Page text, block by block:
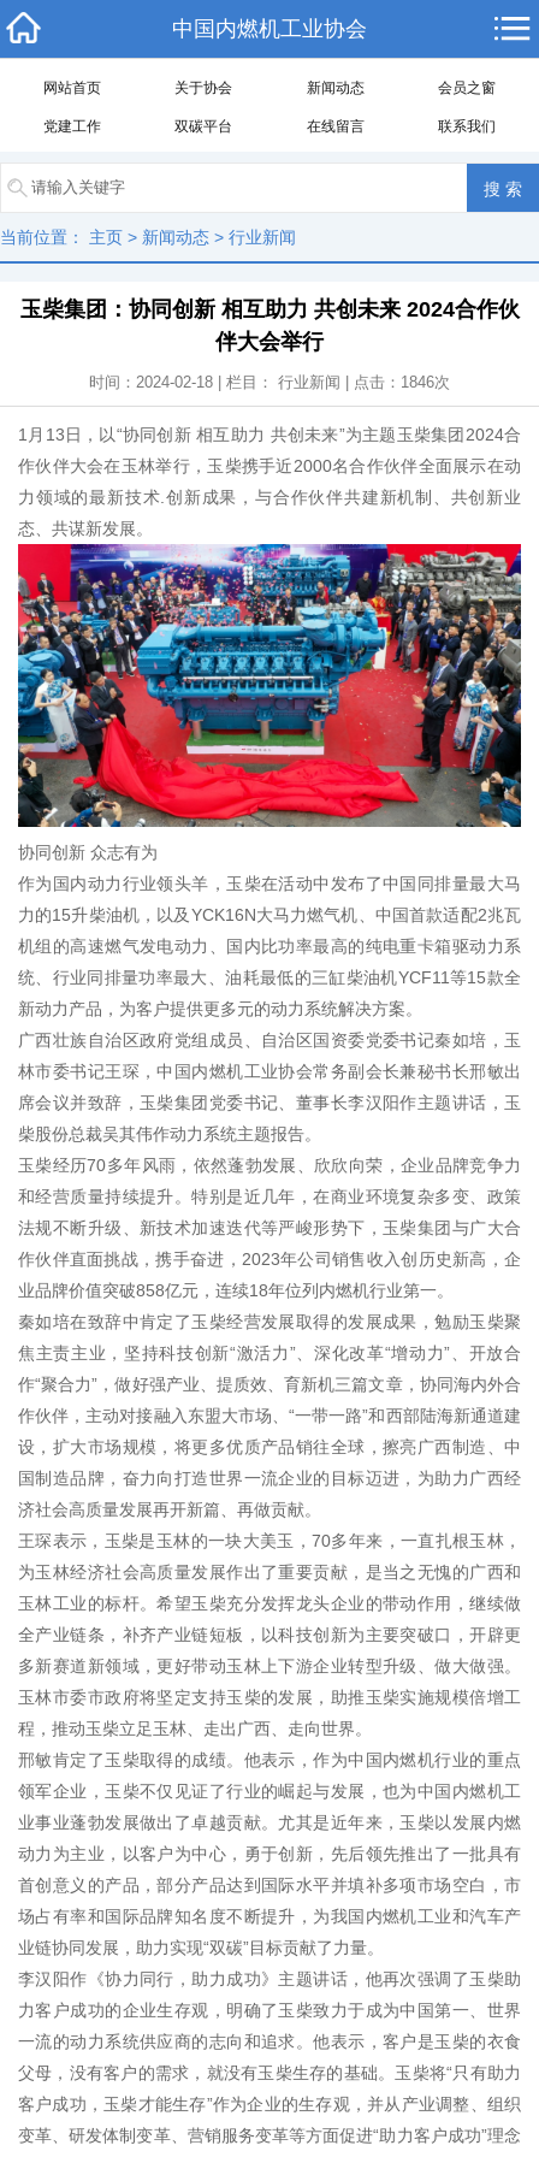
中国内燃机工业协会
网站首页 关于协会 新闻动态 会员之窗
党建工作 双碳平台 在线留言 联系我们
当前位置： 主页 > 新闻动态 > 行业新闻
玉柴集团：协同创新 相互助力 共创未来 2024合作伙
伴大会举行
时间：2024-02-18 | 栏目： 行业新闻 | 点击： 1846次
1月13日，以“协同创新 相互助力 共创未来”为主题玉柴集团2024合
作伙伴大会在玉林举行，玉柴携手近2000名合作伙伴全面展示在动
力领域的最新技术.创新成果，与合作伙伴共建新机制、共创新业
态、共谋新发展。
协同创新 众志有为
作为国内动力行业领头羊，玉柴在活动中发布了中国同排量最大马
力的15升柴油机，以及YCK16N大马力燃气机、中国首款适配2兆瓦
机组的高速燃气发电动力、国内比功率最高的纯电重卡箱驱动力系
统、行业同排量功率最大、油耗最低的三缸柴油机YCF11等15款全
新动力产品，为客户提供更多元的动力系统解决方案。
广西壮族自治区政府党组成员、自治区国资委党委书记秦如培，玉
林市委书记王琛，中国内燃机工业协会常务副会长兼秘书长邢敏出
席会议并致辞，玉柴集团党委书记、董事长李汉阳作主题讲话，玉
柴股份总裁吴其伟作动力系统主题报告。
玉柴经历70多年风雨，依然蓬勃发展、欣欣向荣，企业品牌竞争力
和经营质量持续提升。特别是近几年，在商业环境复杂多变、政策
法规不断升级、新技术加速迭代等严峻形势下，玉柴集团与广大合
作伙伴直面挑战，携手奋进，2023年公司销售收入创历史新高，企
业品牌价值突破858亿元，连续18年位列内燃机行业第一。
秦如培在致辞中肯定了玉柴经营发展取得的发展成果，勉励玉柴聚
焦主责主业，坚持科技创新“激活力”、深化改革“增动力”、开放合
作“聚合力”，做好强产业、提质效、育新机三篇文章，协同海内外合
作伙伴，主动对接融入东盟大市场、“一带一路”和西部陆海新通道建
设，扩大市场规模，将更多优质产品销往全球，擦亮广西制造、中
国制造品牌，奋力向打造世界一流企业的目标迈进，为助力广西经
济社会高质量发展再开新篇、再做贡献。
王琛表示，玉柴是玉林的一块大美玉，70多年来，一直扎根玉林，
为玉林经济社会高质量发展作出了重要贡献，是当之无愧的广西和
玉林工业的标杆。希望玉柴充分发挥龙头企业的带动作用，继续做
全产业链条，补齐产业链短板，以科技创新为主要突破口，开辟更
多新赛道新领域，更好带动玉林上下游企业转型升级、做大做强。
玉林市委市政府将坚定支持玉柴的发展，助推玉柴实施规模倍增工
程，推动玉柴立足玉林、走出广西、走向世界。
邢敏肯定了玉柴取得的成绩。他表示，作为中国内燃机行业的重点
领军企业，玉柴不仅见证了行业的崛起与发展，也为中国内燃机工
业事业蓬勃发展做出了卓越贡献。尤其是近年来，玉柴以发展内燃
动力为主业，以客户为中心，勇于创新，先后领先推出了一批具有
首创意义的产品，部分产品达到国际水平并填补多项市场空白，市
场占有率和国际品牌知名度不断提升，为我国内燃机工业和汽车产
业链协同发展，助力实现“双碳”目标贡献了力量。
李汉阳作《协力同行，助力成功》主题讲话，他再次强调了玉柴助
力客户成功的企业生存观，明确了玉柴致力于成为中国第一、世界
一流的动力系统供应商的志向和追求。他表示，客户是玉柴的衣食
父母，没有客户的需求，就没有玉柴生存的基础。玉柴将“只有助力
客户成功，玉柴才能生存”作为企业的生存观，并从产业调整、组织
变革、研发体制变革、营销服务变革等方面促进“助力客户成功”理念